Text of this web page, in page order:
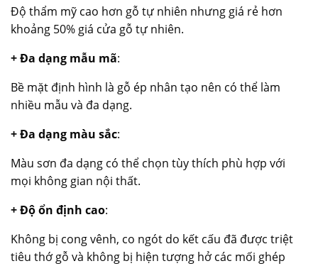
Độ thẩm mỹ cao hơn gỗ tự nhiên nhưng giá rẻ hơn
khoảng 50% giá cửa gỗ tự nhiên.
+ Đa dạng mẫu mã:
Bề mặt định hình là gỗ ép nhân tạo nên có thể làm
nhiều mẫu và đa dạng.
+ Đa dạng màu sắc:
Màu sơn đa dạng có thể chọn tùy thích phù hợp với
mọi không gian nội thất.
+ Độ ổn định cao:
Không bị cong vênh, co ngót do kết cấu đã được triệt
tiêu thớ gỗ và không bị hiện tượng hở các mối ghép